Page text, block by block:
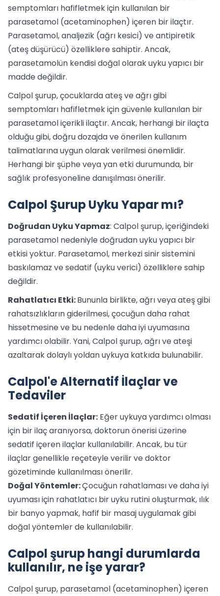
semptomları hafifletmek için kullanılan bir
parasetamol (acetaminophen) içeren bir ilaçtır.
Parasetamol, analjezik (ağrı kesici) ve antipiretik
(ateş düşürücü) özelliklere sahiptir. Ancak,
parasetamolün kendisi doğal olarak uyku yapıcı bir
madde değildir.
Calpol şurup, çocuklarda ateş ve ağrı gibi
semptomları hafifletmek için güvenle kullanılan bir
parasetamol içerikli ilaçtır. Ancak, herhangi bir ilaçta
olduğu gibi, doğru dozajda ve önerilen kullanım
talimatlarına uygun olarak verilmesi önemlidir.
Herhangi bir şüphe veya yan etki durumunda, bir
sağlık profesyoneline danışılması önerilir.
Calpol Şurup Uyku Yapar mı?
Doğrudan Uyku Yapmaz: Calpol şurup, içeriğindeki
parasetamol nedeniyle doğrudan uyku yapıcı bir
etkisi yoktur. Parasetamol, merkezi sinir sistemini
baskılamaz ve sedatif (uyku verici) özelliklere sahip
değildir.
Rahatlatıcı Etki:Bununla birlikte, ağrı veya ateş gibi
rahatsızlıkların giderilmesi, çocuğun daha rahat
hissetmesine ve bu nedenle daha iyi uyumasına
yardımcı olabilir. Yani, Calpol şurup, ağrı ve ateşi
azaltarak dolaylı yoldan uykuya katkıda bulunabilir.
Calpol'e Alternatif İlaçlar ve
Tedaviler
Sedatif İçeren İlaçlar: Eğer uykuya yardımcı olması
için bir ilaç aranıyorsa, doktorun önerisi üzerine
sedatif içeren ilaçlar kullanılabilir. Ancak, bu tür
ilaçlar genellikle reçeteyle verilir ve doktor
gözetiminde kullanılması önerilir.
Doğal Yöntemler:Çocuğun rahatlaması ve daha iyi
uyuması için rahatlatıcı bir uyku rutini oluşturmak, ılık
bir banyo yapmak, hafif bir masaj uygulamak gibi
doğal yöntemler de kullanılabilir.
Calpol şurup hangi durumlarda
kullanılır, ne işe yarar?
Calpol şurup, parasetamol (acetaminophen) içeren